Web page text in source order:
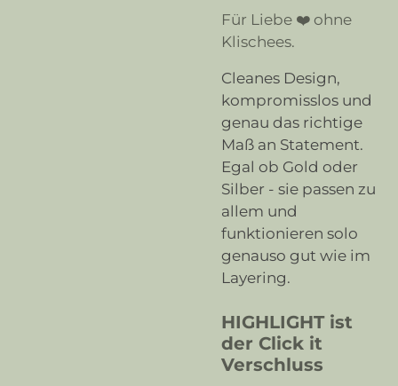
Für Liebe ❤️ ohne
Klischees.
Cleanes Design,
kompromisslos und
genau das richtige
Maß an Statement.
Egal ob Gold oder
Silber - sie passen zu
allem und
funktionieren solo
genauso gut wie im
Layering.
HIGHLIGHT ist
der Click it
Verschluss